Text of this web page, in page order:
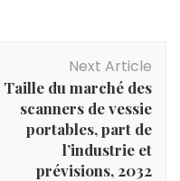
Next Article
Taille du marché des
scanners de vessie
portables, part de
l’industrie et
prévisions, 2032